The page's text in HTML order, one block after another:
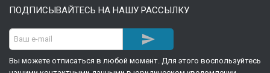
ПОДПИСЫВАЙТЕСЬ НА НАШУ РАССЫЛКУ

Вы можете отписаться в любой момент. Для этого воспользуйтесь